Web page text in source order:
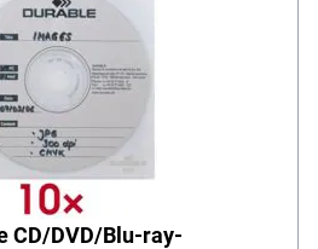
CD/DVD/Blu-ray-